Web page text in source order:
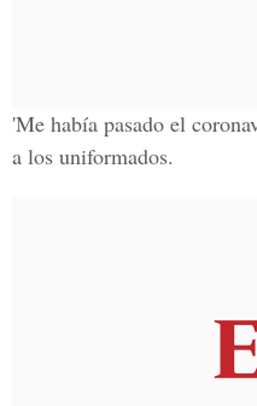
'Me había pasado el
a los uniformados.